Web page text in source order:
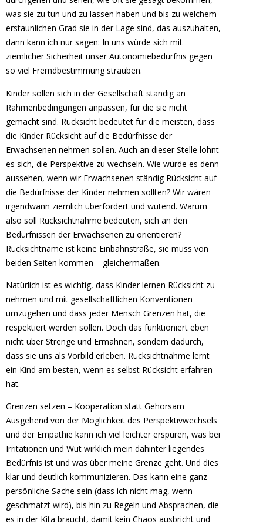
was sie zu tun und zu lassen haben und bis zu welchem
erstaunlichen Grad sie in der Lage sind, das auszuhalten,
dann kann ich nur sagen: In uns würde sich mit
ziemlicher Sicherheit unser Autonomiebedürfnis gegen
so viel Fremdbestimmung sträuben.
Kinder sollen sich in der Gesellschaft ständig an
Rahmenbedingungen anpassen, für die sie nicht
gemacht sind. Rücksicht bedeutet für die meisten, dass
die Kinder Rücksicht auf die Bedürfnisse der
Erwachsenen nehmen sollen. Auch an dieser Stelle lohnt
es sich, die Perspektive zu wechseln. Wie würde es denn
aussehen, wenn wir Erwachsenen ständig Rücksicht auf
die Bedürfnisse der Kinder nehmen sollten? Wir wären
irgendwann ziemlich überfordert und wütend. Warum
also soll Rücksichtnahme bedeuten, sich an den
Bedürfnissen der Erwachsenen zu orientieren?
Rücksichtname ist keine Einbahnstraße, sie muss von
beiden Seiten kommen – gleichermaßen.
Natürlich ist es wichtig, dass Kinder lernen Rücksicht zu
nehmen und mit gesellschaftlichen Konventionen
umzugehen und dass jeder Mensch Grenzen hat, die
respektiert werden sollen. Doch das funktioniert eben
nicht über Strenge und Ermahnen, sondern dadurch,
dass sie uns als Vorbild erleben. Rücksichtnahme lernt
ein Kind am besten, wenn es selbst Rücksicht erfahren
hat.
Grenzen setzen – Kooperation statt Gehorsam
Ausgehend von der Möglichkeit des Perspektivwechsels
und der Empathie kann ich viel leichter erspüren, was bei
Irritationen und Wut wirklich mein dahinter liegendes
Bedürfnis ist und was über meine Grenze geht. Und dies
klar und deutlich kommunizieren. Das kann eine ganz
persönliche Sache sein (dass ich nicht mag, wenn
geschmatzt wird), bis hin zu Regeln und Absprachen, die
es in der Kita braucht, damit kein Chaos ausbricht und